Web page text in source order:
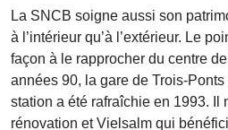
La SNCB soigne aussi son
à l’intérieur qu’à l’extérieur. Le
façon à le rapprocher du centre
années 90, la gare de Trois-
station a été rafraîchie en 1993.
rénovation et Vielsalm qui